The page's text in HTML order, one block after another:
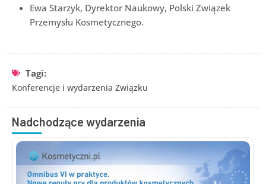
Ewa Starzyk, Dyrektor Naukowy, Polski Związek
Przemysłu Kosmetycznego.
Tagi:
Konferencje i wydarzenia Związku
Nadchodzące wydarzenia